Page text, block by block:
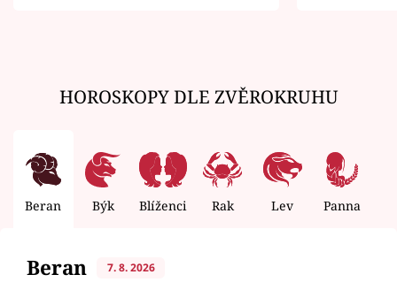
HOROSKOPY DLE ZVĚROKRUHU
Beran Býk Blíženci Rak Lev Panna
Beran 7. 8. 2026